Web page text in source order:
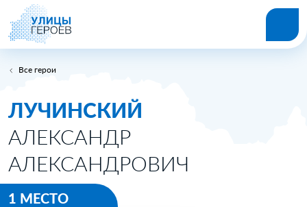
Все герои
ЛУЧИНСКИЙ
АЛЕКСАНДР
АЛЕКСАНДРОВИЧ
1 МЕСТО